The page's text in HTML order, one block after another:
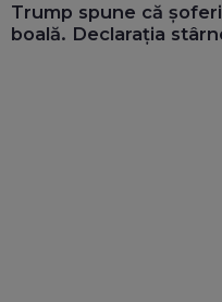
Trump spune că
boală. Declarația